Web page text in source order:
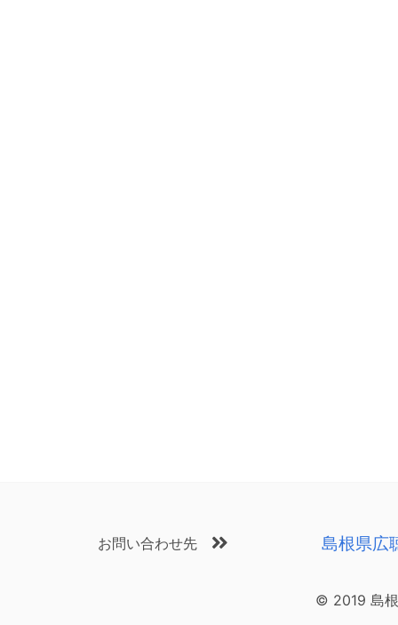
お問い合わせ先 島根県広
© 2019 島